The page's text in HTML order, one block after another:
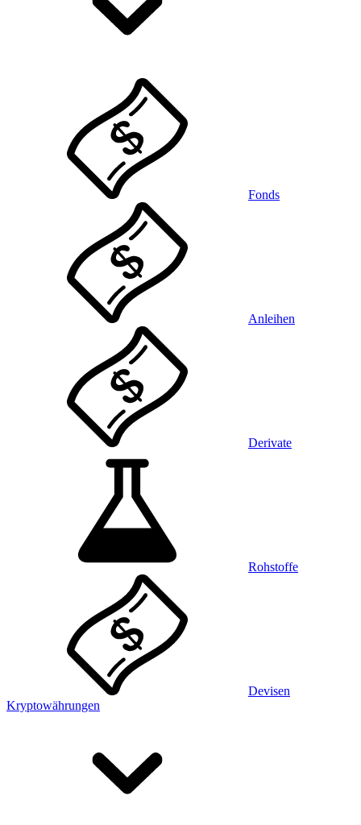
Fonds
Anleihen
Derivate
Rohstoffe
Devisen
Kryptowährungen